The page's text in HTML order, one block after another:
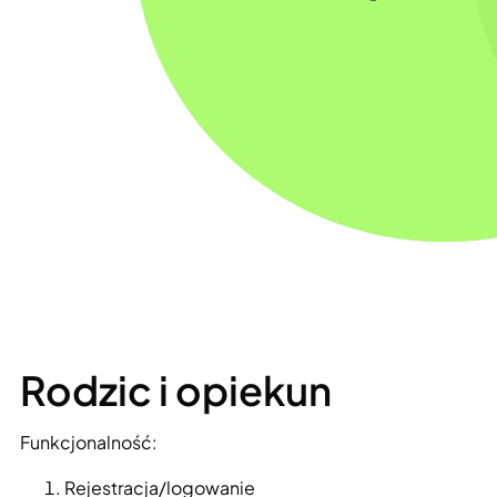
Rodzic i opiekun
Funkcjonalność:
Rejestracja/logowanie